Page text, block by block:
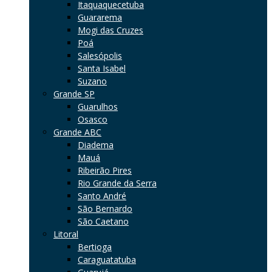
Itaquaquecetuba
Guararema
Mogi das Cruzes
Poá
Salesópolis
Santa Isabel
Suzano
Grande SP
Guarulhos
Osasco
Grande ABC
Diadema
Mauá
Ribeirão Pires
Rio Grande da Serra
Santo André
São Bernardo
São Caetano
Litoral
Bertioga
Caraguatatuba